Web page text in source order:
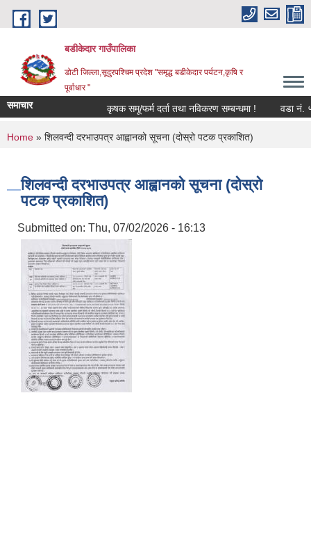
Skip to main content
बडीकेदार गाउँपालिका
डोटी जिल्ला,सूदुरपश्चिम प्रदेश "समृद्ध बडीकेदार पर्यटन,कृषि र
पूर्वाधार "
समाचार कृषक समू/फर्म दर्ता तथा नविकरण सम्बन्धमा ! वडा नं. ५
You are here
Home » शिलवन्दी दरभाउपत्र आह्वानको सूचना (दोस्रो पटक प्रकाशित)
शिलवन्दी दरभाउपत्र आह्वानको सूचना (दोस्रो
पटक प्रकाशित)
Submitted on: Thu, 07/02/2026 - 16:13